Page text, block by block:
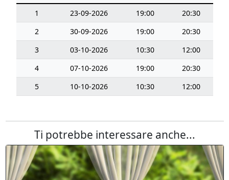
1
23-09-2026 19:00
20:30
2
30-09-2026 19:00
20:30
3
03-10-2026 10:30
12:00
4
07-10-2026 19:00
20:30
5
10-10-2026 10:30 12:00
Ti potrebbe interessare anche...